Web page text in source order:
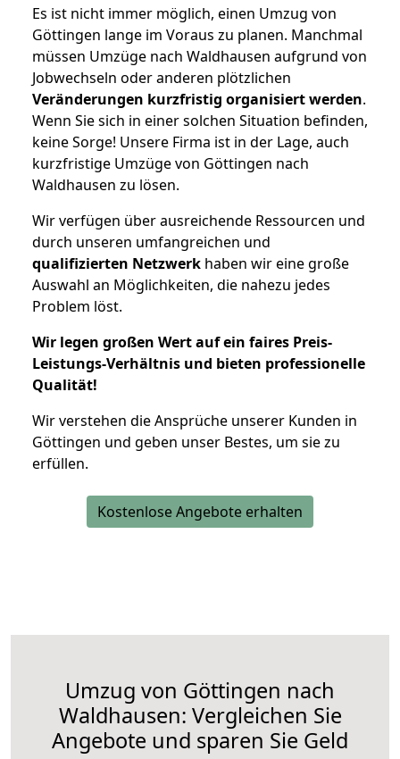
Es ist nicht immer möglich, einen Umzug von
Göttingen lange im Voraus zu planen. Manchmal
müssen Umzüge nach Waldhausen aufgrund von
Jobwechseln oder anderen plötzlichen
Veränderungen kurzfristig organisiert werden.
Wenn Sie sich in einer solchen Situation befinden,
keine Sorge! Unsere Firma ist in der Lage, auch
kurzfristige Umzüge von Göttingen nach
Waldhausen zu lösen.
Wir verfügen über ausreichende Ressourcen und
durch unseren umfangreichen und
qualifizierten Netzwerk haben wir eine große
Auswahl an Möglichkeiten, die nahezu jedes
Problem löst.
Wir legen großen Wert auf ein faires Preis-
Leistungs-Verhältnis und bieten professionelle
Qualität!
Wir verstehen die Ansprüche unserer Kunden in
Göttingen und geben unser Bestes, um sie zu
erfüllen.
Kostenlose Angebote erhalten
Umzug von Göttingen nach
Waldhausen: Vergleichen Sie
Angebote und sparen Sie Geld